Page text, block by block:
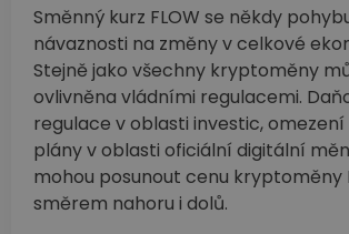
Směnný kurz FLOW se někdy
návaznosti na změny v celkové
Stejně jako všechny kryptoměny
ovlivněna vládními regulacemi.
regulace v oblasti investic,
plány v oblasti oficiální digitální
mohou posunout cenu kryptoměny
směrem nahoru i dolů.